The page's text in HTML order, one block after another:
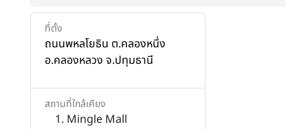
ที่ตั้ง
ถนนพหลโยธิน ต.คลองหนึ่ง
อ.คลองหลวง จ.ปทุมธานี
สถานที่ใกล้เคียง
Mingle Mall